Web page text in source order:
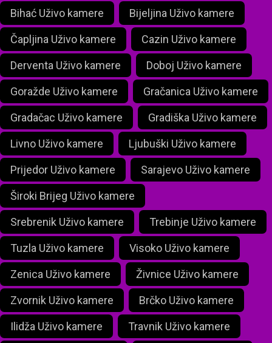
Bihać Uživo kamere Bijeljina Uživo kamere
Čapljina Uživo kamere Cazin Uživo kamere
Derventa Uživo kamere Doboj Uživo kamere
Goražde Uživo kamere Gračanica Uživo kamere
Gradačac Uživo kamere Gradiška Uživo kamere
Livno Uživo kamere Ljubuški Uživo kamere
Prijedor Uživo kamere Sarajevo Uživo kamere
Široki Brijeg Uživo kamere
Srebrenik Uživo kamere Trebinje Uživo kamere
Tuzla Uživo kamere Visoko Uživo kamere
Zenica Uživo kamere Živnice Uživo kamere
Zvornik Uživo kamere Brčko Uživo kamere
Ilidža Uživo kamere Travnik Uživo kamere